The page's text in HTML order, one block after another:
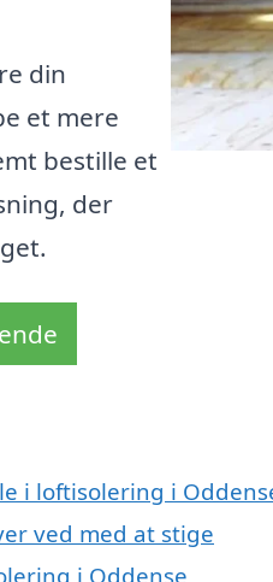
din
et mere
bestille et
der
i loftisolering i
ved med at stige
i Oddense